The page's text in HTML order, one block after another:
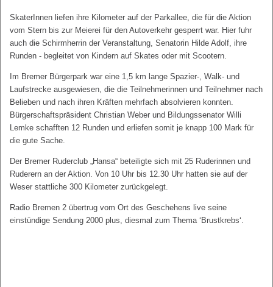
SkaterInnen liefen ihre Kilometer auf der Parkallee, die für die Aktion
vom Stern bis zur Meierei für den Autoverkehr gesperrt war. Hier fuhr
auch die Schirmherrin der Veranstaltung, Senatorin Hilde Adolf, ihre
Runden - begleitet von Kindern auf Skates oder mit Scootern.
Im Bremer Bürgerpark war eine 1,5 km lange Spazier-, Walk- und
Laufstrecke ausgewiesen, die die Teilnehmerinnen und Teilnehmer nach
Belieben und nach ihren Kräften mehrfach absolvieren konnten.
Bürgerschaftspräsident Christian Weber und Bildungssenator Willi
Lemke schafften 12 Runden und erliefen somit je knapp 100 Mark für
die gute Sache.
Der Bremer Ruderclub „Hansa“ beteiligte sich mit 25 Ruderinnen und
Ruderern an der Aktion. Von 10 Uhr bis 12.30 Uhr hatten sie auf der
Weser stattliche 300 Kilometer zurückgelegt.
Radio Bremen 2 übertrug vom Ort des Geschehens live seine
einstündige Sendung 2000 plus, diesmal zum Thema ‘Brustkrebs‘.